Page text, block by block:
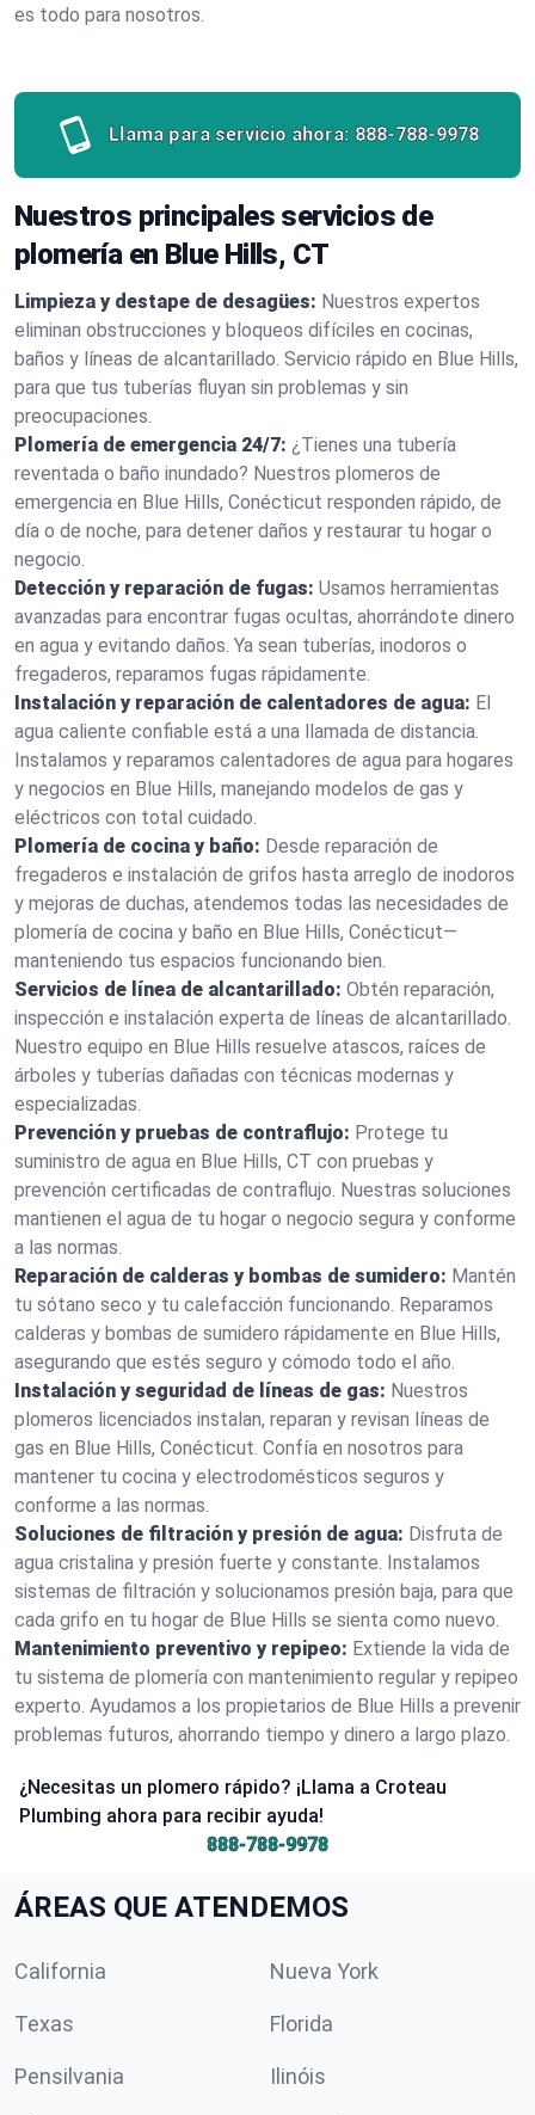
es todo para nosotros.
Llama para servicio ahora: 888-788-9978
Nuestros principales servicios de
plomería en Blue Hills, CT
Limpieza y destape de desagües: Nuestros expertos
eliminan obstrucciones y bloqueos difíciles en cocinas,
baños y líneas de alcantarillado. Servicio rápido en Blue Hills,
para que tus tuberías fluyan sin problemas y sin
preocupaciones.
Plomería de emergencia 24/7: ¿Tienes una tubería
reventada o baño inundado? Nuestros plomeros de
emergencia en Blue Hills, Conécticut responden rápido, de
día o de noche, para detener daños y restaurar tu hogar o
negocio.
Detección y reparación de fugas: Usamos herramientas
avanzadas para encontrar fugas ocultas, ahorrándote dinero
en agua y evitando daños. Ya sean tuberías, inodoros o
fregaderos, reparamos fugas rápidamente.
Instalación y reparación de calentadores de agua: El
agua caliente confiable está a una llamada de distancia.
Instalamos y reparamos calentadores de agua para hogares
y negocios en Blue Hills, manejando modelos de gas y
eléctricos con total cuidado.
Plomería de cocina y baño: Desde reparación de
fregaderos e instalación de grifos hasta arreglo de inodoros
y mejoras de duchas, atendemos todas las necesidades de
plomería de cocina y baño en Blue Hills, Conécticut—
manteniendo tus espacios funcionando bien.
Servicios de línea de alcantarillado: Obtén reparación,
inspección e instalación experta de líneas de alcantarillado.
Nuestro equipo en Blue Hills resuelve atascos, raíces de
árboles y tuberías dañadas con técnicas modernas y
especializadas.
Prevención y pruebas de contraflujo: Protege tu
suministro de agua en Blue Hills, CT con pruebas y
prevención certificadas de contraflujo. Nuestras soluciones
mantienen el agua de tu hogar o negocio segura y conforme
a las normas.
Reparación de calderas y bombas de sumidero: Mantén
tu sótano seco y tu calefacción funcionando. Reparamos
calderas y bombas de sumidero rápidamente en Blue Hills,
asegurando que estés seguro y cómodo todo el año.
Instalación y seguridad de líneas de gas: Nuestros
plomeros licenciados instalan, reparan y revisan líneas de
gas en Blue Hills, Conécticut. Confía en nosotros para
mantener tu cocina y electrodomésticos seguros y
conforme a las normas.
Soluciones de filtración y presión de agua: Disfruta de
agua cristalina y presión fuerte y constante. Instalamos
sistemas de filtración y solucionamos presión baja, para que
cada grifo en tu hogar de Blue Hills se sienta como nuevo.
Mantenimiento preventivo y repipeo: Extiende la vida de
tu sistema de plomería con mantenimiento regular y repipeo
experto. Ayudamos a los propietarios de Blue Hills a prevenir
problemas futuros, ahorrando tiempo y dinero a largo plazo.
¿Necesitas un plomero rápido? ¡Llama a Croteau
Plumbing ahora para recibir ayuda!
888-788-9978
ÁREAS QUE ATENDEMOS
California Nueva York
Texas Florida
Pensilvania Ilinóis